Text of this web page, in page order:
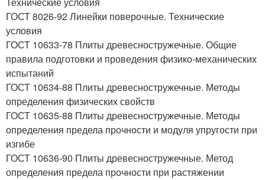
ГОСТ 8026-92 Линейки поверочные. Технические
условия
ГОСТ 10633-78 Плиты древесностружечные. Общие
правила подготовки и проведения физико-механических
испытаний
ГОСТ 10634-88 Плиты древесностружечные. Методы
определения физических свойств
ГОСТ 10635-88 Плиты древесностружечные. Методы
определения предела прочности и модуля упругости при
изгибе
ГОСТ 10636-90 Плиты древесностружечные. Метод
определения предела прочности при растяжении